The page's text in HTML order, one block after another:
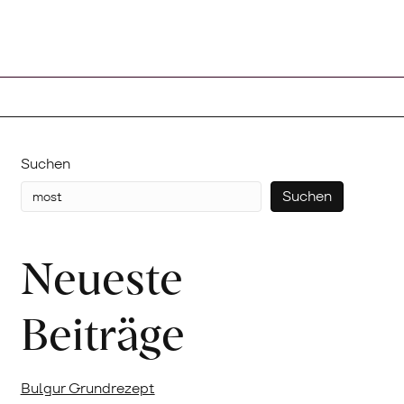
Suchen
Suchen
Neueste
Beiträge
Bulgur Grundrezept